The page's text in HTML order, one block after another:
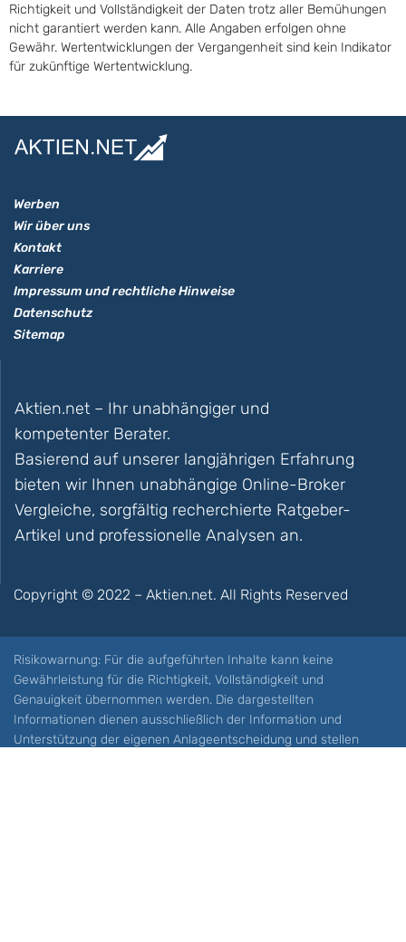
Richtigkeit und Vollständigkeit der Daten trotz aller Bemühungen
nicht garantiert werden kann. Alle Angaben erfolgen ohne
Gewähr. Wertentwicklungen der Vergangenheit sind kein Indikator
für zukünftige Wertentwicklung.
Werben
Wir über uns
Kontakt
Karriere
Impressum und rechtliche Hinweise
Datenschutz
Sitemap
Aktien.net – Ihr unabhängiger und
kompetenter Berater.
Basierend auf unserer langjährigen Erfahrung
bieten wir Ihnen unabhängige Online-Broker
Vergleiche, sorgfältig recherchierte Ratgeber-
Artikel und professionelle Analysen an.
Copyright © 2022 – Aktien.net. All Rights Reserved
Risikowarnung: Für die aufgeführten Inhalte kann keine
Gewährleistung für die Richtigkeit, Vollständigkeit und
Genauigkeit übernommen werden. Die dargestellten
Informationen dienen ausschließlich der Information und
Unterstützung der eigenen Anlageentscheidung und stellen